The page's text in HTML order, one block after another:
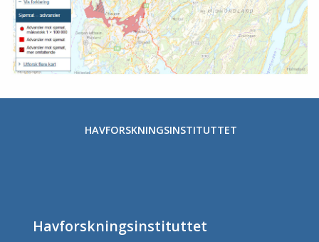
HAVFORSKNINGSINSTITUTTET
Havforskningsinstituttet